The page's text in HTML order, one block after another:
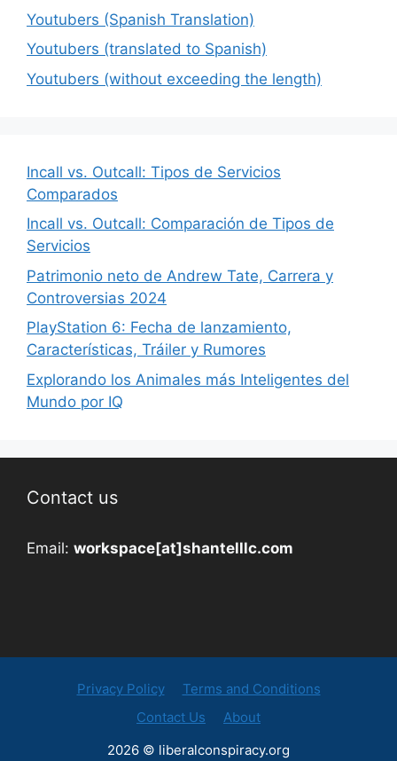
Youtubers (Spanish Translation)
Youtubers (translated to Spanish)
Youtubers (without exceeding the length)
Incall vs. Outcall: Tipos de Servicios
Comparados
Incall vs. Outcall: Comparación de Tipos de
Servicios
Patrimonio neto de Andrew Tate, Carrera y
Controversias 2024
PlayStation 6: Fecha de lanzamiento,
Características, Tráiler y Rumores
Explorando los Animales más Inteligentes del
Mundo por IQ
Contact us
Email: workspace[at]shantelllc.com
Privacy Policy
Terms and Conditions
Contact Us
About
2026 © liberalconspiracy.org